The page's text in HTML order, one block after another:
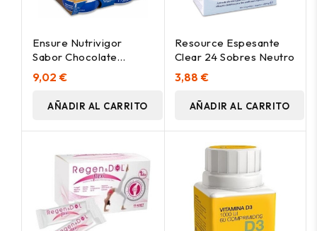
Ensure Nutrivigor
Sabor Chocolate
4X220Ml
9,02 €
AÑADIR AL CARRITO
Resource Espesante
Clear 24 Sobres Neutro
3,88 €
AÑADIR AL CARRITO